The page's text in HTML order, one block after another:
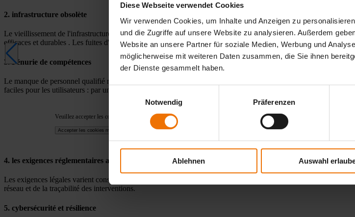
Diese Webseite verwendet Cookies
Wir verwenden Cookies, um Inhalte und Anzeigen zu
und die Zugriffe auf unsere Website zu analysieren. Außerdem
Website an unsere Partner für soziale Medien, Werbung und
möglicherweise mit weiteren Daten zusammen, die Sie ihnen
der Dienste gesammelt haben.
Einwilligungsauswahl
Notwendig
Präferenzen
Ablehnen Auswahl
2. infrastructure obsolète
Le vieillissement de l'infrastructure entraîne souvent une augmentation des coûts d'exploitation due aux pertes
efficaces et durables . Les fuites d'eau doivent être détectées rapidement.
3. Pénurie de compétences
Le manque de personnel qualifié rend le travail plus difficile. Les nouveaux employés doivent être formés
faciles pour les utilisateurs : par une bonne ergonomie, en évitant le travail de nuit, ou par des solutions
Veuillez accepter les cookies marketing pour voir ce contenu.
Accepter les cookies marketing
Veuillez accepter les cookies marketing pour
Accepter les cookies marketing
Acoustic water leak detection - How does
4. les exigences réglementaires augmentent
Les exigences légales varient considérablement d'un pays à l'autre. Dans l'ensemble, elles tendent à s'accroître.
réseau et de la traçabilité des interventions.
5. cybersécurité et résilience